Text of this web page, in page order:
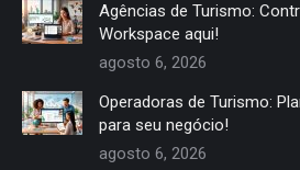
Agências de Turismo:
Workspace aqui!
agosto 6, 2026
Operadoras de Turismo:
para seu negócio!
agosto 6, 2026